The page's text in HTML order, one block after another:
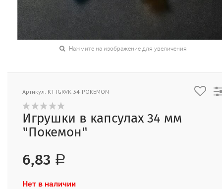
Нажмите на изображение для увеличения
Артикул: KT-IGRVK-34-POKEMON
Игрушки в капсулах 34 мм
"Покемон"
6,83 Р
Нет в наличии